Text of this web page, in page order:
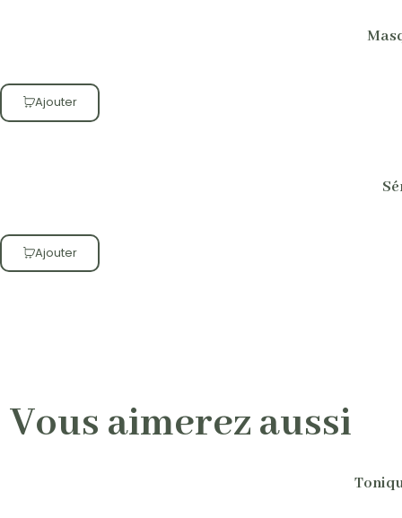
Ajouter
Ajouter
Vous aimerez aussi